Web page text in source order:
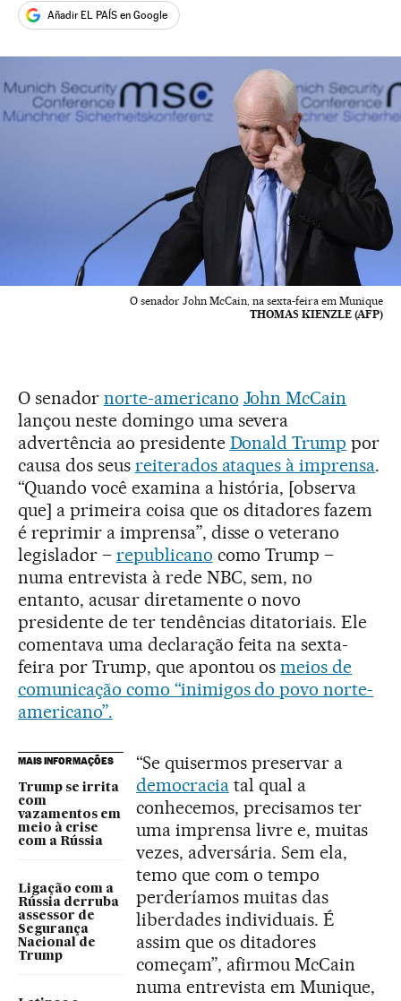
Añadir EL PAÍS en Google
O senador John McCain, na sexta-feira em Munique
THOMAS KIENZLE (AFP)
O senador norte-americano John McCain
lançou neste domingo uma severa
advertência ao presidente Donald Trump por
causa dos seus reiterados ataques à imprensa.
“Quando você examina a história, [observa
que] a primeira coisa que os ditadores fazem
é reprimir a imprensa”, disse o veterano
legislador – republicano como Trump –
numa entrevista à rede NBC, sem, no
entanto, acusar diretamente o novo
presidente de ter tendências ditatoriais. Ele
comentava uma declaração feita na sexta-
feira por Trump, que apontou osmeios de
comunicação como “inimigos do povo norte-
americano”.
MAIS INFORMAÇÕES
Trump se irrita
com
vazamentos em
meio à crise
com a Rússia
Ligação com a
Rússia derruba
assessor de
Segurança
Nacional de
Trump
“Se quisermos preservar a
democraciatal qual a
conhecemos, precisamos ter
uma imprensa livre e, muitas
vezes, adversária. Sem ela,
temo que com o tempo
perderíamos muitas das
liberdades individuais. É
assim que os ditadores
começam”, afirmou McCain
numa entrevista em Munique,